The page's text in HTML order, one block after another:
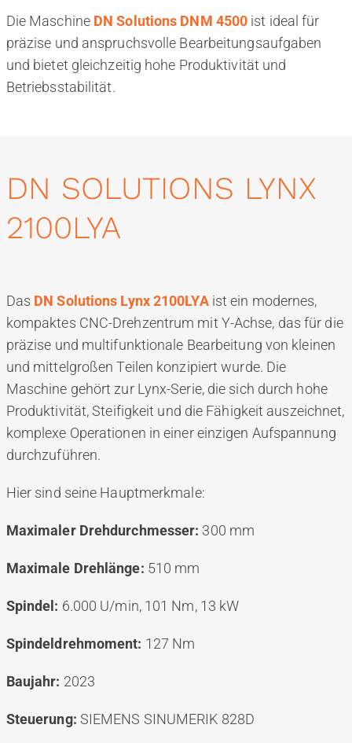
Die Maschine DN Solutions DNM 4500 ist ideal für
präzise und anspruchsvolle Bearbeitungsaufgaben
und bietet gleichzeitig hohe Produktivität und
Betriebsstabilität.
DN SOLUTIONS LYNX
2100LYA
Das DN Solutions Lynx 2100LYAist ein modernes,
kompaktes CNC-Drehzentrum mit Y-Achse, das für die
präzise und multifunktionale Bearbeitung von kleinen
und mittelgroßen Teilen konzipiert wurde. Die
Maschine gehört zur Lynx-Serie, die sich durch hohe
Produktivität, Steifigkeit und die Fähigkeit auszeichnet,
komplexe Operationen in einer einzigen Aufspannung
durchzuführen.
Hier sind seine Hauptmerkmale:
Maximaler Drehdurchmesser: 300 mm
Maximale Drehlänge: 510 mm
Spindel: 6.000 U/min, 101 Nm, 13 kW
Spindeldrehmoment: 127 Nm
Baujahr: 2023
Steuerung: SIEMENS SINUMERIK 828D